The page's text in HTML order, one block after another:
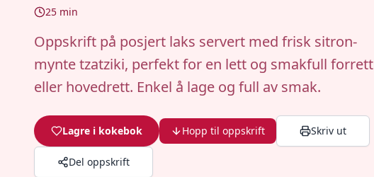
25 min
Oppskrift på posjert laks servert med frisk sitron-
mynte tzatziki, perfekt for en lett og smakfull forrett
eller hovedrett. Enkel å lage og full av smak.
Lagre i kokebok Hopp til oppskrift Skriv ut
Del oppskrift